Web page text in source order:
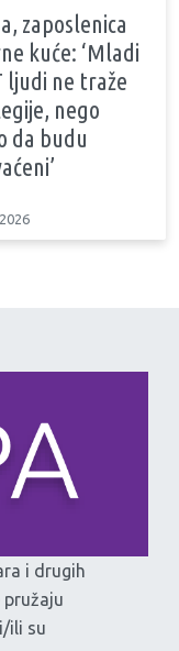
zaposlenica
kuće: ‘Mladi
ljudi ne traže
nego
da budu
i drugih
pružaju
ili su